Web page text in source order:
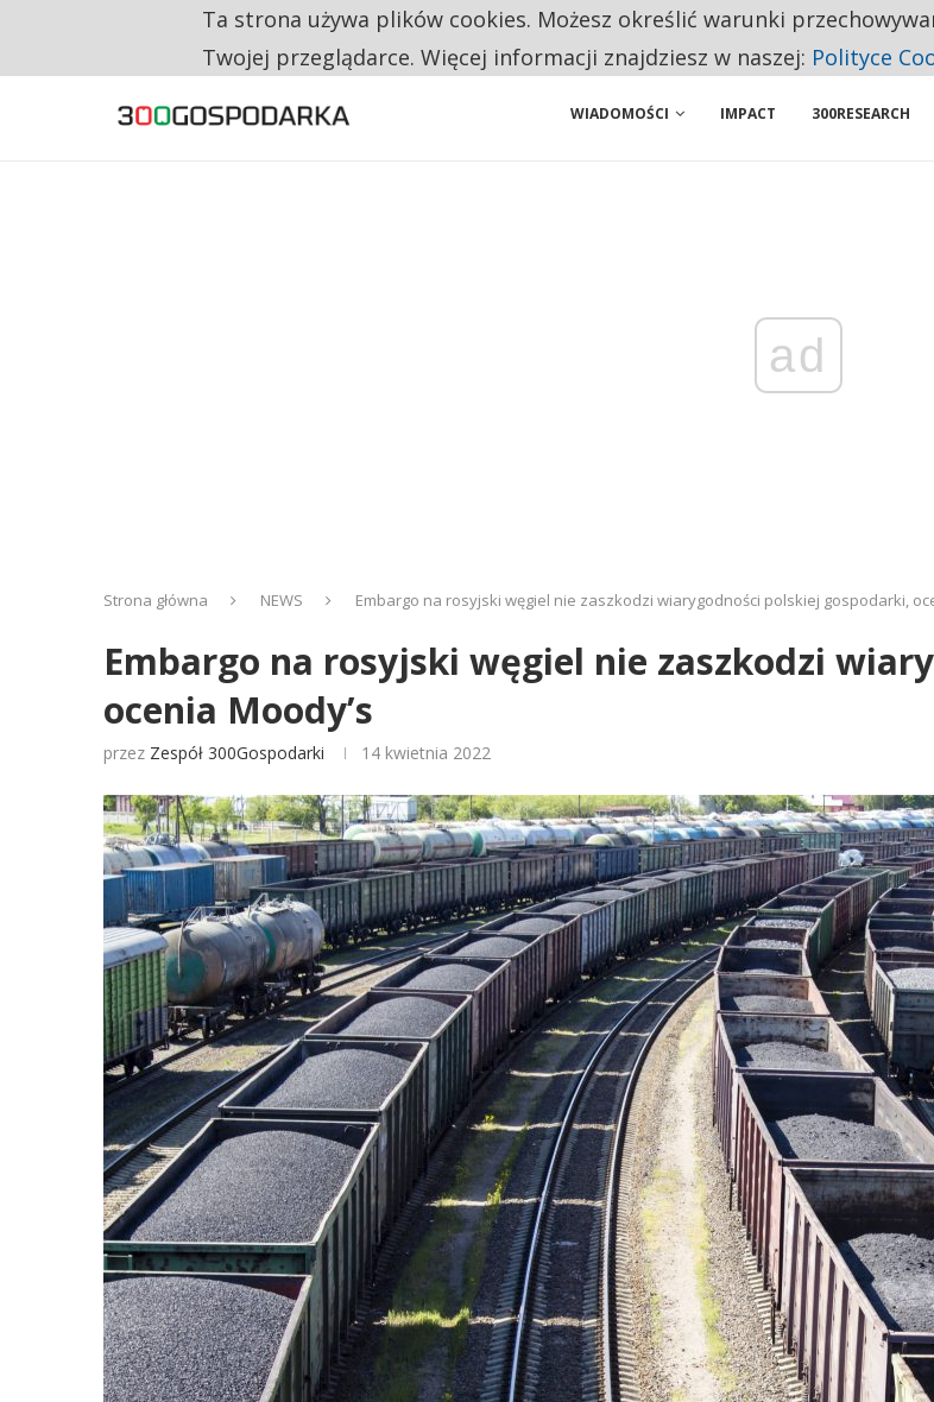
CO TRZECIĄ ZŁOTÓWKĘ Z EMERYTURY SENIORZY PRZEZNACZAJĄ NA PODSTAWOWE ZAKUPY
WIADOMOŚCI IMPACT 300RESEARCH
ad
Strona główna NEWS Embargo na rosyjski węgiel nie zaszkodzi wiarygodności polskiej gospodarki,
Embargo na rosyjski węgiel nie zaszkodzi
ocenia Moody’s
przez Zespół 300Gospodarki 14 kwietnia 2022
Ta strona używa plików cookies. Możesz określić warunki
Twojej przeglądarce. Więcej informacji znajdziesz w naszej: Polityce